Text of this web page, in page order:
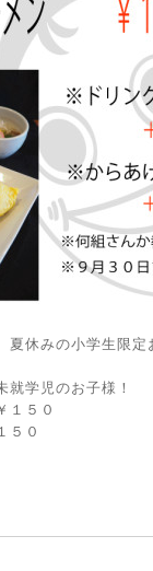
夏休みの小学生限定
就学児のお子様！
１５０
５０